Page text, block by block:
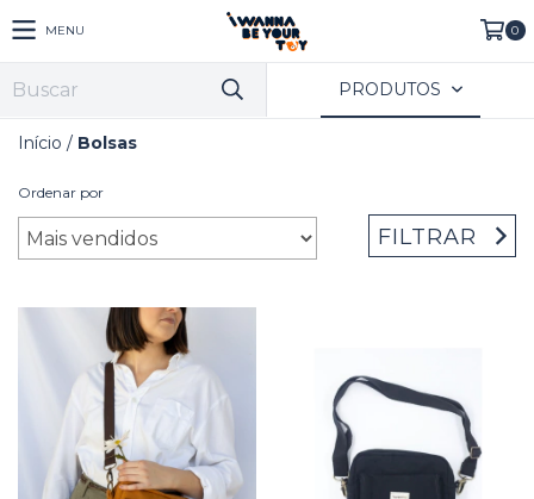
MENU 0
PRODUTOS
Início / Bolsas
Ordenar por
FILTRAR